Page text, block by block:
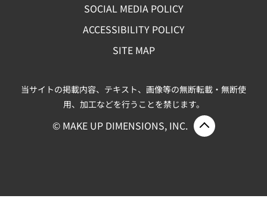
SOCIAL MEDIA POLICY
ACCESSIBILITY POLICY
SITE MAP
当サイトの掲載内容、テキスト、画像等の無断転載・無断使
用、加工などを行うことを禁じます。
© MAKE UP DIMENSIONS, INC. ページ上部